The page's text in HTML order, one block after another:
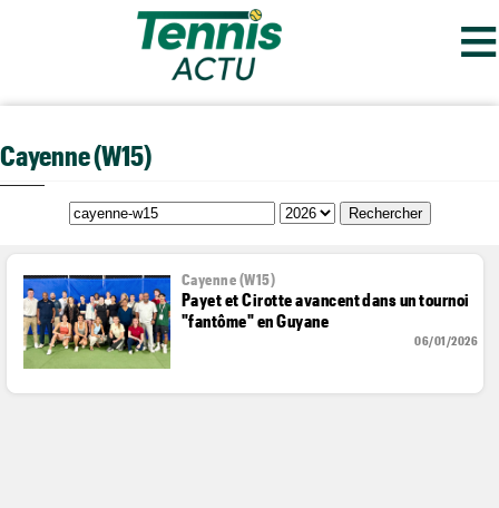
≡
Cayenne (W15)
Cayenne (W15)
Payet et Cirotte avancent dans un tournoi
"fantôme" en Guyane
06/01/2026